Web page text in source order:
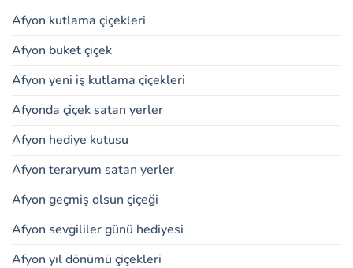
Afyon kutlama çiçekleri
Afyon buket çiçek
Afyon yeni iş kutlama çiçekleri
Afyonda çiçek satan yerler
Afyon hediye kutusu
Afyon teraryum satan yerler
Afyon geçmiş olsun çiçeği
Afyon sevgililer günü hediyesi
Afyon yıl dönümü çiçekleri